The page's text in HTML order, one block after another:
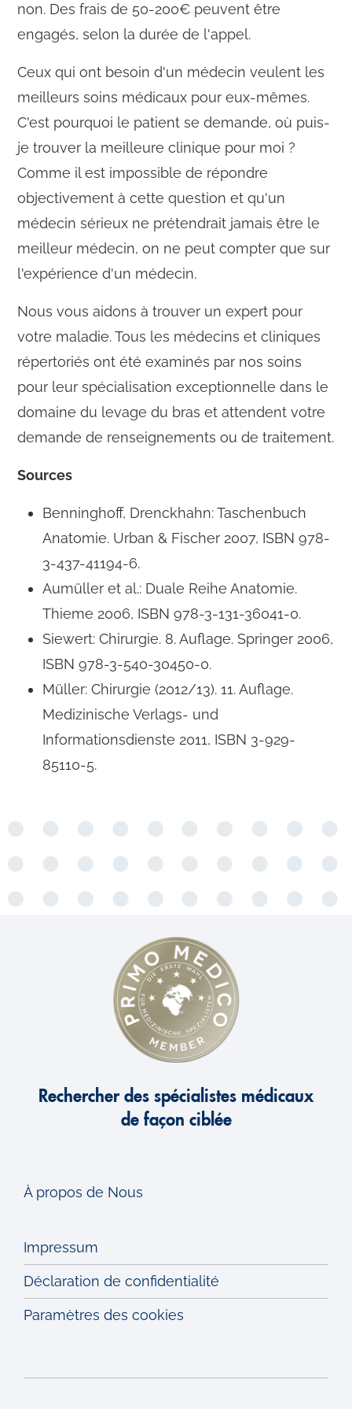
non. Des frais de 50-200€ peuvent être
engagés, selon la durée de l'appel.
Ceux qui ont besoin d'un médecin veulent les
meilleurs soins médicaux pour eux-mêmes.
C'est pourquoi le patient se demande, où puis-
je trouver la meilleure clinique pour moi ?
Comme il est impossible de répondre
objectivement à cette question et qu'un
médecin sérieux ne prétendrait jamais être le
meilleur médecin, on ne peut compter que sur
l'expérience d'un médecin.
Nous vous aidons à trouver un expert pour
votre maladie. Tous les médecins et cliniques
répertoriés ont été examinés par nos soins
pour leur spécialisation exceptionnelle dans le
domaine du levage du bras et attendent votre
demande de renseignements ou de traitement.
Sources
Benninghoff, Drenckhahn: Taschenbuch
Anatomie. Urban & Fischer 2007, ISBN 978-
3-437-41194-6.
Aumüller et al.: Duale Reihe Anatomie.
Thieme 2006, ISBN 978-3-131-36041-0.
Siewert: Chirurgie. 8. Auflage. Springer 2006,
ISBN 978-3-540-30450-0.
Müller: Chirurgie (2012/13). 11. Auflage.
Medizinische Verlags- und
Informationsdienste 2011, ISBN 3-929-
85110-5.
Rechercher des spécialistes médicaux
de façon ciblée
À propos de Nous
Impressum
Déclaration de confidentialité
Paramètres des cookies